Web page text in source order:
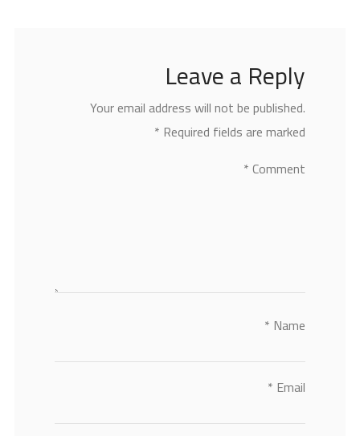
Leave a Reply
Your email address will not be published.
Required fields are marked
*
Comment
*
Name
*
Email
*